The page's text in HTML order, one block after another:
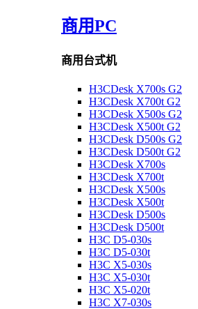
商用PC
商用台式机
H3CDesk X700s G2
H3CDesk X700t G2
H3CDesk X500s G2
H3CDesk X500t G2
H3CDesk D500s G2
H3CDesk D500t G2
H3CDesk X700s
H3CDesk X700t
H3CDesk X500s
H3CDesk X500t
H3CDesk D500s
H3CDesk D500t
H3C D5-030s
H3C D5-030t
H3C X5-030s
H3C X5-030t
H3C X5-020t
H3C X7-030s